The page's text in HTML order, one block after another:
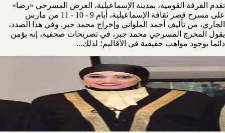
تقدم الفرقة القومية، بمدينة الإسماعيلية، العرض المسرحي «رضا»
على مسرح قصر ثقافة الإسماعيلية، أيام 9 - 10 - 11 من مارس
الجاري، من تأليف أحمد الملواني وإخراج محمد جبر. وفي هذا الصدد،
يقول المخرج المسرحي محمد جبر، في تصريحات صحفية، إنه يؤمن
دائما بوجود مواهب حقيقية في الأقاليم؛ لذلك...